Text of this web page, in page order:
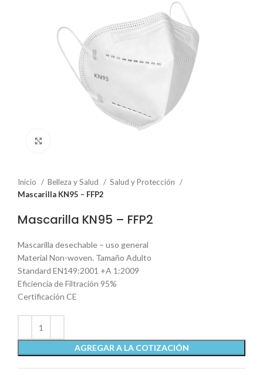
Inicio Belleza y Salud
Salud y Protección
Mascarilla KN95 – FFP2
Mascarilla KN95 – FFP2
Mascarilla desechable – uso general
Material Non-woven. Tamaño Adulto
Standard EN149:2001 +A 1:2009
Eficiencia de Filtración 95%
Certificación CE
AGREGAR A LA COTIZACIÓN